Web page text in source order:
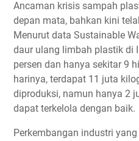
Ancaman krisis sampah
depan mata, bahkan kini
Menurut data Sustainable
daur ulang limbah plastik di
persen dan hanya sekitar 9
harinya, terdapat 11 juta
diproduksi, namun hanya 2
dapat terkelola dengan baik.
Perkembangan industri